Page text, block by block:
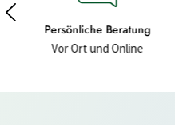
Große Auswahl
Für die ganze Familie